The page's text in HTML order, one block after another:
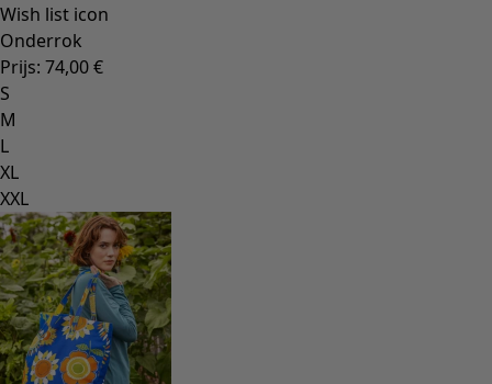
Wish list icon
Onderrok
Prijs: 74,00 €
S
M
L
XL
XXL